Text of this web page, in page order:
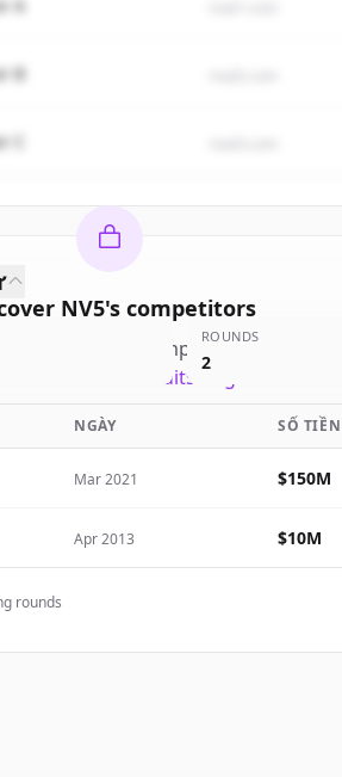
A
B
NV5's competitors
to view all competitorsof
include trial credits to get started.
Create Free Account
ROUNDS
2
NGÀY SỐ TIỀN
Mar 2021 $150M
Apr 2013 $10M
rounds